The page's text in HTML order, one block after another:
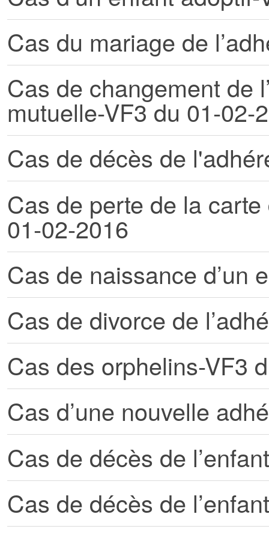
Cas du mariage de
Cas de changement de
mutuelle-VF3 du 01-02-
Cas de décès de
Cas de perte de la
01-02-2016
Cas de naissance d’un
Cas de divorce de
Cas des orphelins-VF3
Cas d’une nouvelle
Cas de décès de
Cas de décès de